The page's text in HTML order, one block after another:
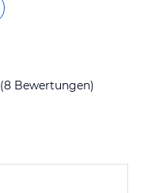
(8 Bewertungen)